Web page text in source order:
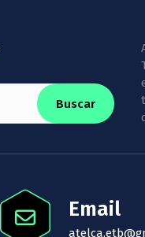
Email